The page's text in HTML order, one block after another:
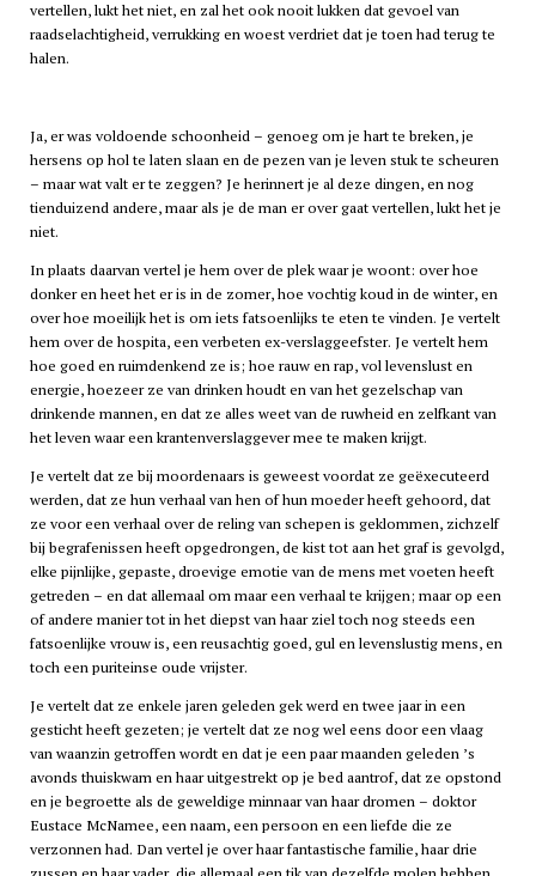
vertellen, lukt het niet, en zal het ook nooit lukken dat gevoel van
raadselachtigheid, verrukking en woest verdriet dat je toen had terug te
halen.
Ja, er was voldoende schoonheid – genoeg om je hart te breken, je
hersens op hol te laten slaan en de pezen van je leven stuk te scheuren
– maar wat valt er te zeggen? Je herinnert je al deze dingen, en nog
tienduizend andere, maar als je de man er over gaat vertellen, lukt het je
niet.
In plaats daarvan vertel je hem over de plek waar je woont: over hoe
donker en heet het er is in de zomer, hoe vochtig koud in de winter, en
over hoe moeilijk het is om iets fatsoenlijks te eten te vinden. Je vertelt
hem over de hospita, een verbeten ex-verslaggeefster. Je vertelt hem
hoe goed en ruimdenkend ze is; hoe rauw en rap, vol levenslust en
energie, hoezeer ze van drinken houdt en van het gezelschap van
drinkende mannen, en dat ze alles weet van de ruwheid en zelfkant van
het leven waar een krantenverslaggever mee te maken krijgt.
Je vertelt dat ze bij moordenaars is geweest voordat ze geëxecuteerd
werden, dat ze hun verhaal van hen of hun moeder heeft gehoord, dat
ze voor een verhaal over de reling van schepen is geklommen, zichzelf
bij begrafenissen heeft opgedrongen, de kist tot aan het graf is gevolgd,
elke pijnlijke, gepaste, droevige emotie van de mens met voeten heeft
getreden – en dat allemaal om maar een verhaal te krijgen; maar op een
of andere manier tot in het diepst van haar ziel toch nog steeds een
fatsoenlijke vrouw is, een reusachtig goed, gul en levenslustig mens, en
toch een puriteinse oude vrijster.
Je vertelt dat ze enkele jaren geleden gek werd en twee jaar in een
gesticht heeft gezeten; je vertelt dat ze nog wel eens door een vlaag
van waanzin getroffen wordt en dat je een paar maanden geleden ’s
avonds thuiskwam en haar uitgestrekt op je bed aantrof, dat ze opstond
en je begroette als de geweldige minnaar van haar dromen – doktor
Eustace McNamee, een naam, een persoon en een liefde die ze
verzonnen had. Dan vertel je over haar fantastische familie, haar drie